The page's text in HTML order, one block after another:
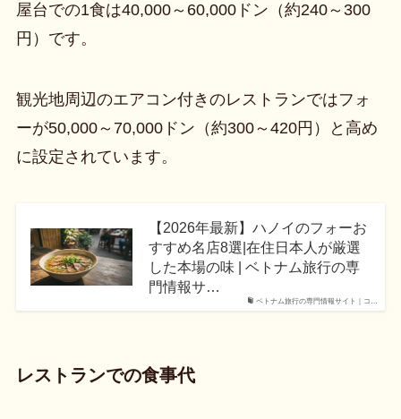
屋台での1食は40,000～60,000ドン（約240～300
円）です。
観光地周辺のエアコン付きのレストランではフォ
ーが50,000～70,000ドン（約300～420円）と高め
に設定されています。
ベトナム旅行の専門情報サイト｜コ…
【2026年最新】ハノイのフォーお
すすめ名店8選|在住日本人が厳選
した本場の味 | ベトナム旅行の専
門情報サ…
レストランでの食事代